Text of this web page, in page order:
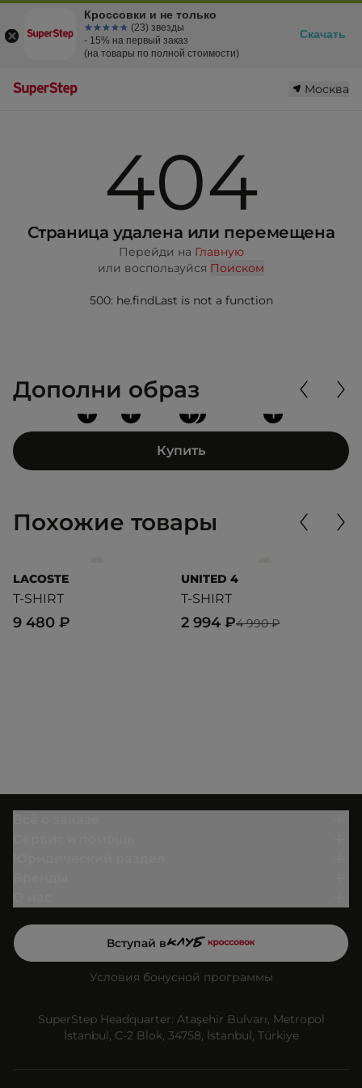
Москва
404
Страница удалена или перемещена
Перейди на Главную
или воспользуйся Поиском
500: he.findLast is not a function
Дополни образ
+
+
+ + +
Купить
Похожие товары
LACOSTE
T-SHIRT
9 480 ₽
UNITED 4
T-SHIRT
4 990 ₽
2 994 ₽
Вступай в
Условия бонусной программы
SuperStep Headquarter: Ataşehir Bulvarı, Metropol
İstanbul, C-2 Blok, 34758, İstanbul, Türkiye
Кроссовки и не только
☆☆☆☆☆
★★★★★ (23) звезды
- 15% на первый заказ
(на товары по полной стоимости)
Скачать